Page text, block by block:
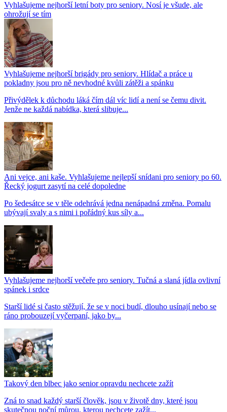
Vyhlašujeme nejhorší letní boty pro seniory. Nosí je všude, ale
ohrožují se tím
Vyhlašujeme nejhorší brigády pro seniory. Hlídač a práce u
pokladny jsou pro ně nevhodné kvůli zátěži a spánku
Přivýdělek k důchodu láká čím dál víc lidí a není se čemu divit.
Jenže ne každá nabídka, která slibuje...
Ani vejce, ani kaše. Vyhlašujeme nejlepší snídani pro seniory po 60.
Řecký jogurt zasytí na celé dopoledne
Po šedesátce se v těle odehrává jedna nenápadná změna. Pomalu
ubývají svaly a s nimi i pořádný kus síly a...
Vyhlašujeme nejhorší večeře pro seniory. Tučná a slaná jídla ovlivní
spánek i srdce
Starší lidé si často stěžují, že se v noci budí, dlouho usínají nebo se
ráno probouzejí vyčerpaní, jako by...
Takový den blbec jako senior opravdu nechcete zažít
Zná to snad každý starší člověk, jsou v životě dny, které jsou
skutečnou noční můrou, kterou nechcete zažít...